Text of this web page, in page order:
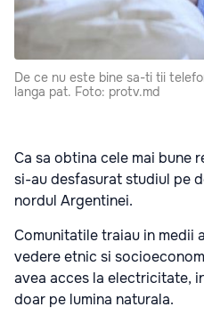
De ce nu este bine sa-ti tii
langa pat. Foto: protv.md
Ca sa obtina cele mai bune
si-au desfasurat studiul pe
nordul Argentinei.
Comunitatile traiau in medii
vedere etnic si
avea acces la electricitate,
doar pe lumina naturala.